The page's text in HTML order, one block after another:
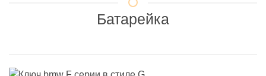
Батарейка